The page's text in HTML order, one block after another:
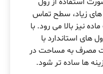
های زیاد، سطح تماس
نیز بالا می رود. با
های استاندارد با
مصرف به مساحت در
ها ساده تر شود.